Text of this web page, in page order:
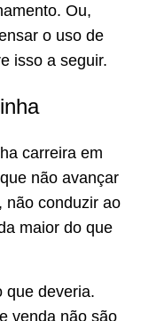
Ou,
o uso de
isso a seguir.
carreira em
não avançar
conduzir ao
maior do que
que deveria.
venda não são